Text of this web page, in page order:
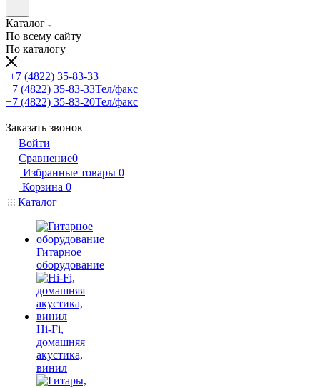
Каталог
По всему сайту
По каталогу
+7 (4822) 35-83-33
+7 (4822) 35-83-33Тел/факс
+7 (4822) 35-83-20Тел/факс
Заказать звонок
Войти
Сравнение0
Избранные товары 0
Корзина 0
Каталог
Гитарное
оборудование
Hi-Fi,
домашняя
акустика,
винил